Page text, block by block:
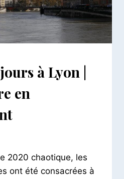
à Lyon |
en
2020 chaotique, les
ont été consacrées à